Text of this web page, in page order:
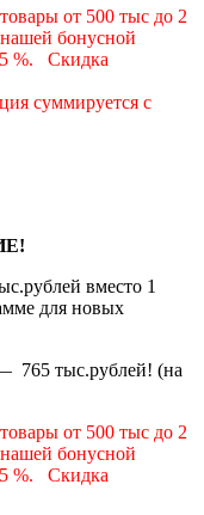
от 500 тыс до 2
бонусной
%. Скидка
суммируется с
вместо 1
для новых
765 тыс.рублей! (на
от 500 тыс до 2
бонусной
%. Скидка